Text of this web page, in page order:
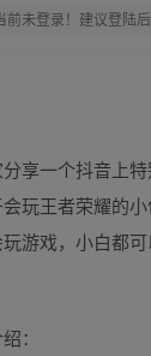
前未登录！建议登陆
享一个抖音上
玩王者荣耀的
游戏，小白都
：